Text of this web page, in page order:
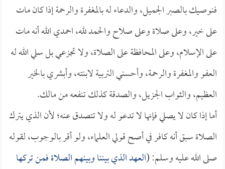
فنوصيك بالصبر الجميل، والدعاء له بالمغفرة والرحمة إذا كان مات
على خير، وعلى صلاة وعلى صلاح والحمد لله، احمدي الله أنه مات
على الإسلام، وعلى المحافظة على الصلاة، ولا تجزعي بل سلي الله له
العفو والمغفرة والرحمة، وأحسني التربية لابنته، وأبشري بالخير
العظيم، والثواب الجزيل، والصدقة كذلك تنفعه من مالك.
أما إذا كان لا يصلي فإنها لا تدعو له ولا تتصدق عنه؛ لأن الذي يترك
الصلاة سبق أنه كافر في أصح قولي العلماء، ولو أقر بالوجوب، لقوله
صلى الله عليه وسلم: (العهد الذي بيننا وبينهم الصلاة فمن تركها